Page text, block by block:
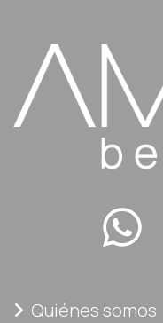
Quiénes somos